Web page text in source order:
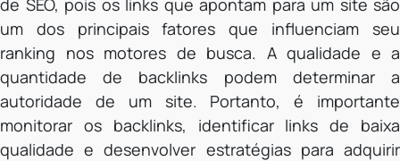
um dos principais fatores que influenciam seu
ranking nos motores de busca. A qualidade e a
quantidade de backlinks podem determinar a
autoridade de um site. Portanto, é importante
monitorar os backlinks, identificar links de baixa
qualidade e desenvolver estratégias para adquirir